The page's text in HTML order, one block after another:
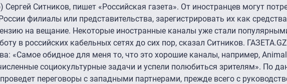
Сергей Ситников, пишет «Российская газета». От иностранцев могут
филиалы или представительства, зарегистрировать их как
на вещание. Некоторые иностранные каналы уже стали
в российских кабельных сетях до сих пор, сказал Ситников.
«Самое обидное для меня то, что это хорошие каналы, например,
социокультурные задачи и успели полюбиться зрителям». По
переговоры с западными партнерами, прежде всего с